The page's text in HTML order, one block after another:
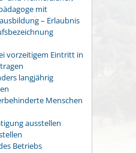
mit
– Erlaubnis
vorzeitigem Eintritt in
langjährig
Menschen
ausstellen
Betriebs